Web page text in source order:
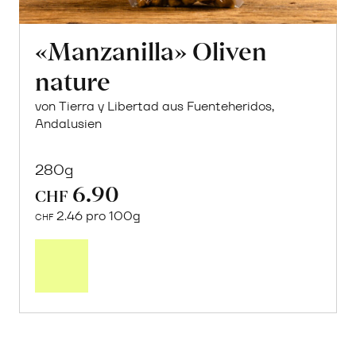
«Manzanilla» Oliven
nature
von Tierra y Libertad aus Fuenteheridos,
Andalusien
280g
CHF 6.90
CHF 2.46 pro 100g